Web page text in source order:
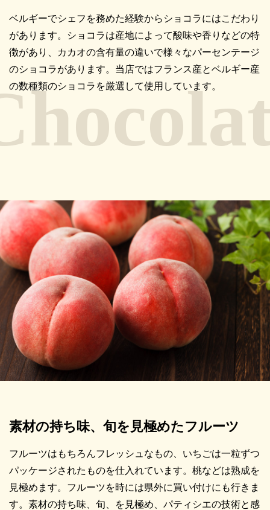
ベルギーでシェフを務めた経験からショコラにはこだわり
があります。ショコラは産地によって酸味や香りなどの特
徴があり、カカオの含有量の違いで様々なパーセンテージ
のショコラがあります。当店ではフランス産とベルギー産
の数種類のショコラを厳選して使用しています。
素材の持ち味、旬を見極めたフルーツ
フルーツはもちろんフレッシュなもの、いちごは一粒ずつ
パッケージされたものを仕入れています。桃などは熟成を
見極めます。フルーツを時には県外に買い付けにも行きま
す。素材の持ち味、旬、を見極め、パティシエの技術と感